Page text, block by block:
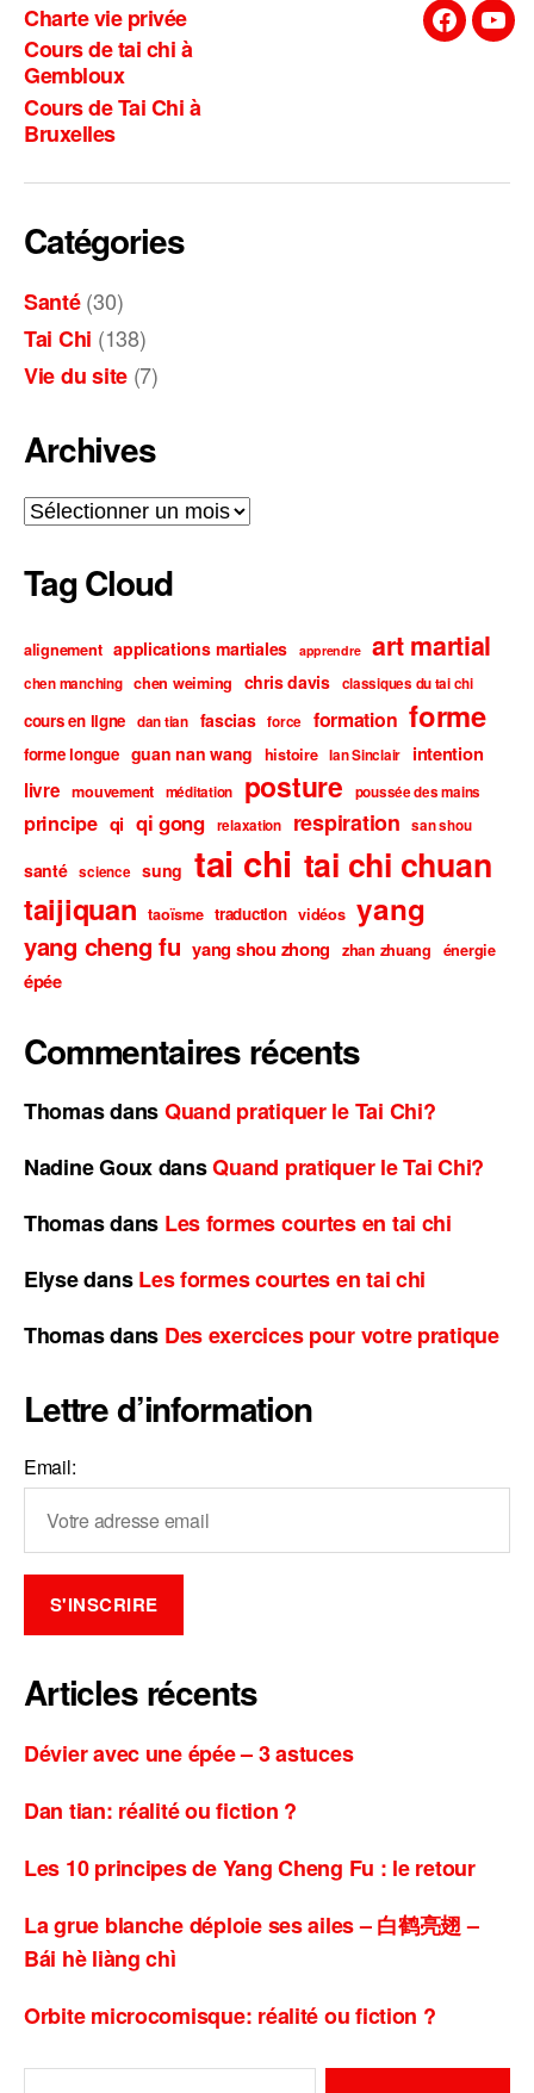
r
n
a
t
i
e
Charte vie privée
Cours de tai chi à
Gembloux
Cours de Tai Chi à
Bruxelles
Facebook
Catégories
Santé(30)
Tai Chi (138)
Vie du site (7)
Archives
Archives
Tag Cloud
alignement applications martiales apprendre art martial
chen manching chen weiming chris davis classiques du tai chi
cours en ligne dan tian fascias force formation forme
forme longue guan nan wang histoire Ian Sinclair
intention
livre mouvement méditation posture poussée des mains
principe qi qi gong relaxation respiration san shou
santé science sung tai chi tai chi chuan
taijiquan taoïsme traduction vidéos yang
yang cheng fu yang shou zhong zhan zhuang énergie
épée
Commentaires récents
ThomasdansQuand pratiquer le Tai Chi?
Nadine GouxdansQuand pratiquer le Tai Chi?
Thomasdans Les formes courtes en tai chi
ElysedansLes formes courtes en tai chi
Thomasdans Des exercices pour votre pratique
Lettre d’information
Email:
Articles récents
Dévier avec une épée – 3 astuces
Dan tian: réalité ou fiction ?
Les 10 principes de Yang Cheng Fu : le retour
La grue blanche déploie ses ailes – 白鹤亮翅 –
Bái hè liàng chì
Orbite microcomisque: réalité ou fiction ?